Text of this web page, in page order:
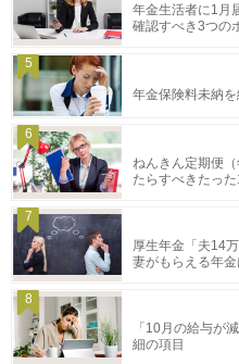
年金生活者に1月
確認すべき3つの
5
年金保険料未納
6
ねんきん定期便
たらすべきたっ
7
厚生年金「夫14
妻がもらえる年金
8
「10月の給与が
細の項目